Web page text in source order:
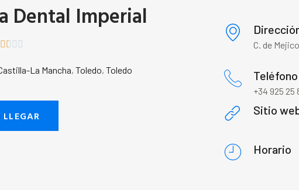
Dental Imperial
   
La Mancha,Toledo,Toledo
C. de
Teléfono
+34 925 25
Sitio
Horario